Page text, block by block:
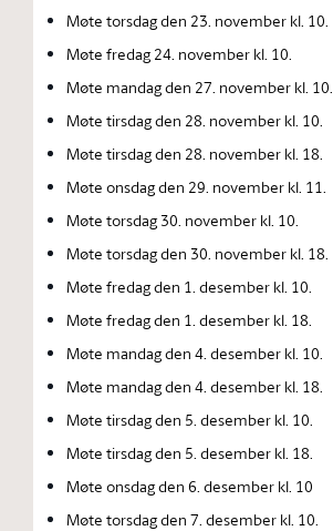
Møte torsdag den 23. november kl. 10.
Møte fredag 24. november kl. 10.
Møte mandag den 27. november kl. 10.
Møte tirsdag den 28. november kl. 10.
Møte tirsdag den 28. november kl. 18.
Møte onsdag den 29. november kl. 11.
Møte torsdag 30. november kl. 10.
Møte torsdag den 30. november kl. 18.
Møte fredag den 1. desember kl. 10.
Møte fredag den 1. desember kl. 18.
Møte mandag den 4. desember kl. 10.
Møte mandag den 4. desember kl. 18.
Møte tirsdag den 5. desember kl. 10.
Møte tirsdag den 5. desember kl. 18.
Møte onsdag den 6. desember kl. 10
Møte torsdag den 7. desember kl. 10.